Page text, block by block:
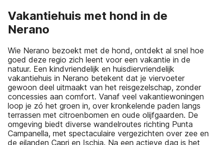
Vakantiehuis met hond in de
Nerano
Wie Nerano bezoekt met de hond, ontdekt al snel hoe
goed deze regio zich leent voor een vakantie in de
natuur. Een kindvriendelijk en huisdiervriendelijk
vakantiehuis in Nerano betekent dat je viervoeter
gewoon deel uitmaakt van het reisgezelschap, zonder
concessies aan comfort. Vanaf veel vakantiewoningen
loop je zó het groen in, over kronkelende paden langs
terrassen met citroenbomen en oude olijfgaarden. De
omgeving biedt diverse wandelroutes richting Punta
Campanella, met spectaculaire vergezichten over zee en
de eilanden Capri en Ischia. Na een actieve dag is het